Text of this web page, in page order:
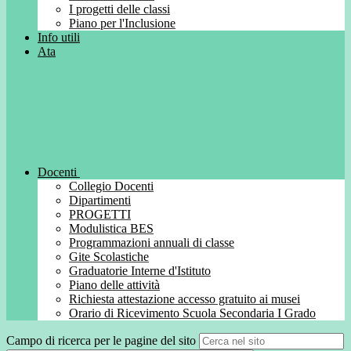
I progetti delle classi
Piano per l'Inclusione
Info utili
Ata
Docenti
Collegio Docenti
Dipartimenti
PROGETTI
Modulistica BES
Programmazioni annuali di classe
Gite Scolastiche
Graduatorie Interne d'Istituto
Piano delle attività
Richiesta attestazione accesso gratuito ai musei
Orario di Ricevimento Scuola Secondaria I Grado
Campo di ricerca per le pagine del sito